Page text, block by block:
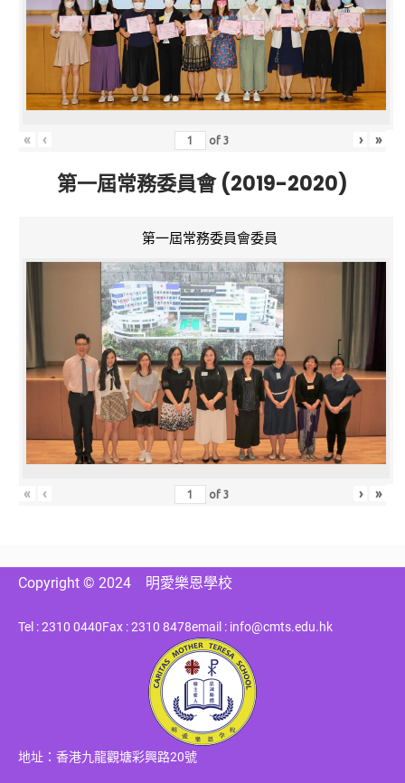
« ‹ of3 › »
第一屆常務委員會 (2019-2020)
第一屆常務委員會委員
« ‹ of3 › »
Copyright © 2024 明愛樂恩學校
Tel : 2310 0440Fax : 2310 8478email : info@cmts.edu.hk
地址：香港九龍觀塘彩興路20號